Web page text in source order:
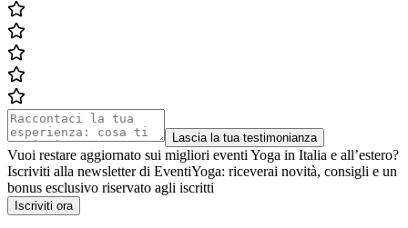
Lascia la tua testimonianza
Vuoi restare aggiornato sui migliori eventi Yoga in Italia e all’estero?
Iscriviti alla newsletter di EventiYoga: riceverai novità, consigli e un
bonus esclusivo riservato agli iscritti
Iscriviti ora